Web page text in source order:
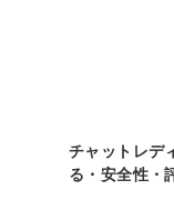
チャットレデ
る・安全性・